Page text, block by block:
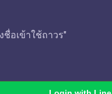
อเข้าใช้ถาวร"